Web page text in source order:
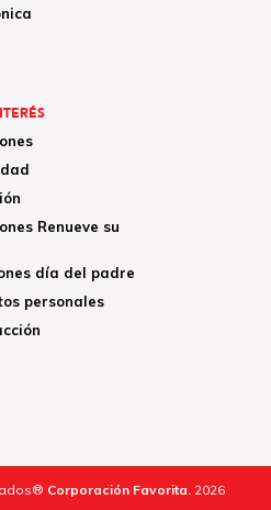
Renueve su
día del padre
personales
Corporación Favorita. 2026